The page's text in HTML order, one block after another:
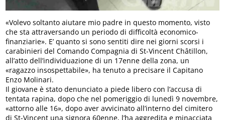
«Volevo soltanto aiutare mio padre in questo momento, visto
che sta attraversando un periodo di difficoltà economico-
finanziarie». E’ quanto si sono sentiti dire nei giorni scorsi i
carabinieri del Comando Compagnia di St-Vincent Châtillon,
all’atto dell’individuazione di un 17enne della zona, un
«ragazzo insospettabile», ha tenuto a precisare il Capitano
Enzo Molinari.
Il giovane è stato denunciato a piede libero con l’accusa di
tentata rapina, dopo che nel pomeriggio di lunedì 9 novembre,
«attorno alle 16», dopo aver avvicinato all’interno del cimitero
di St-Vincent una signora 60enne, l’ha aggredita e minacciata